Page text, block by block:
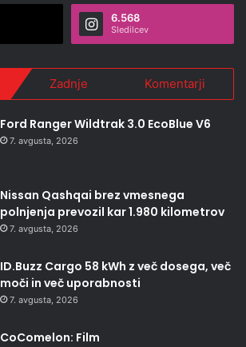
6.568
Sledilcev
Zadnje Komentarji
Ford Ranger Wildtrak 3.0 EcoBlue V6
7. avgusta, 2026
Nissan Qashqai brez vmesnega
polnjenja prevozil kar 1.980 kilometrov
7. avgusta, 2026
ID.Buzz Cargo 58 kWh z več dosega, več
moči in več uporabnosti
7. avgusta, 2026
CoComelon: Film